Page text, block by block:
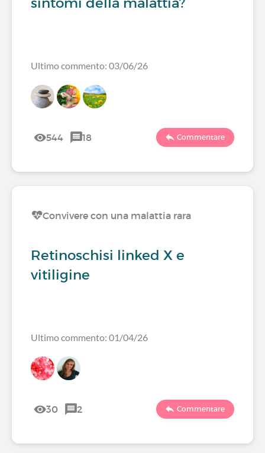
Ultimo commento: 03/06/26
544 18 Commentare
Convivere con una malattia rara
Retinoschisi linked X e
vitiligine
Ultimo commento: 01/04/26
30 2 Commentare